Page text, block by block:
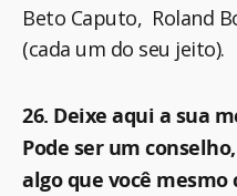
Beto Caputo, Roland
(cada um do seu jeito).
26. Deixe aqui a sua
Pode ser um
algo que você